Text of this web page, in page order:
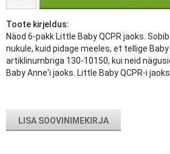
Toote kirjeldus:
Näod 6-pakk Little Baby QCPR jaoks.
nukule, kuid pidage meeles, et tellige
artiklinumbriga 130-10150, kui neid
Baby Anne'i jaoks. Little Baby QCPR-i
LISA SOOVINIMEKIRJA